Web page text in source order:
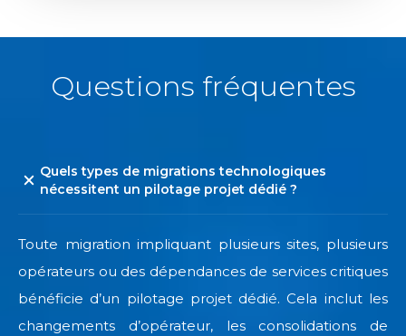
Questions fréquentes
Quels types de migrations technologiques
nécessitent un pilotage projet dédié ?
Toute migration impliquant plusieurs sites, plusieurs
opérateurs ou des dépendances de services critiques
bénéficie d’un pilotage projet dédié. Cela inclut les
changements d’opérateur, les consolidations de